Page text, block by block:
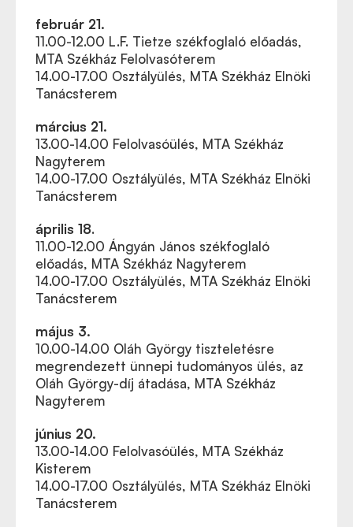
február 21.
11.00-12.00 L.F. Tietze székfoglaló előadás,
MTA Székház Felolvasóterem
14.00-17.00 Osztályülés, MTA Székház Elnöki
Tanácsterem
március 21.
13.00-14.00 Felolvasóülés, MTA Székház
Nagyterem
14.00-17.00 Osztályülés, MTA Székház Elnöki
Tanácsterem
április 18.
11.00-12.00 Ángyán János székfoglaló
előadás, MTA Székház Nagyterem
14.00-17.00 Osztályülés, MTA Székház Elnöki
Tanácsterem
május 3.
10.00-14.00 Oláh György tiszteletésre
megrendezett ünnepi tudományos ülés, az
Oláh György-díj átadása, MTA Székház
Nagyterem
június 20.
13.00-14.00 Felolvasóülés, MTA Székház
Kisterem
14.00-17.00 Osztályülés, MTA Székház Elnöki
Tanácsterem